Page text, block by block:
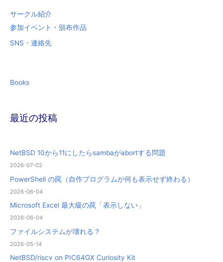
サークル紹介
参加イベント・頒布作品
SNS・連絡先
Books
最近の投稿
NetBSD 10から11にしたらsambaがabortする問題
2026-07-02
PowerShell の罠（自作プログラムが何も表示せず終わる）
2026-06-04
Microsoft Excel 最大級の罠「表示しない」
2026-06-04
ファイルシステムが壊れる？
2026-05-14
NetBSD/riscv on PIC64GX Curiosity Kit